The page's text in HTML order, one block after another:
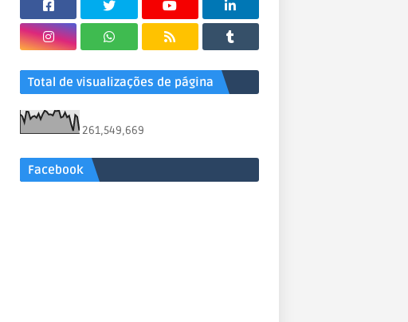
Total de visualizações de página
261,549,669
Facebook